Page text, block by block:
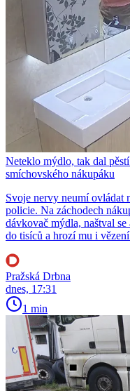
Neteklo mýdlo, tak dal
smíchovského nákupáku
Svoje nervy neumí ovládat
policie. Na záchodech
dávkovač mýdla, naštval
do tisíců a hrozí mu i
Pražská Drbna
dnes, 17:31
1 min